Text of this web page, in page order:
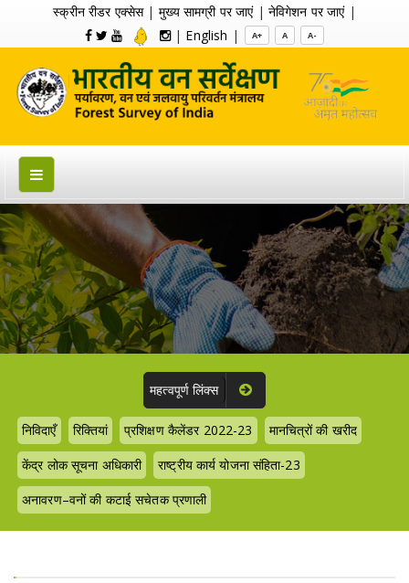
स्क्रीन रीडर एक्सेस| मुख्य सामग्री पर जाएं| नेविगेशन पर जाएं|
| English | A+ A A-
महत्वपूर्ण लिंक्स
निविदाएँ रिक्तियां प्रशिक्षण कैलेंडर 2022-23
मानचित्रों की खरीद
केंद्र लोक सूचना अधिकारी
राष्ट्रीय कार्य योजना संहिता-23
अनावरण–वनों की कटाई सचेतक प्रणाली